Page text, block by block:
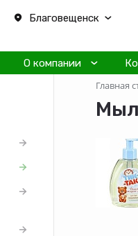
Благовещенск
О компании
Главная